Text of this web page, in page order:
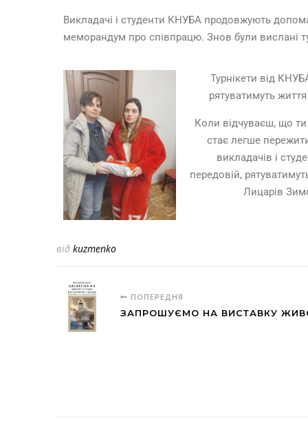
Викладачі і студенти КНУБА продовжують
меморандум про співпрацю. Знов були вислані
Турнікети від
рятуватимуть
Коли відчуваєш, що
стає легше
викладачів і
передовій,
Лицарів
від kuzmenko
ПОПЕРЕДНЯ
ЗАПРОШУЄМО НА ВИСТАВКУ